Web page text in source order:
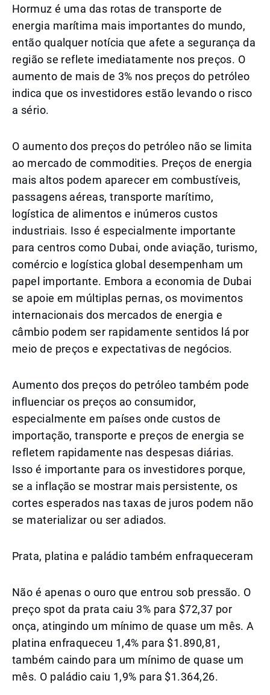
Hormuz é uma das rotas de transporte de
energia marítima mais importantes do mundo,
então qualquer notícia que afete a segurança da
região se reflete imediatamente nos preços. O
aumento de mais de 3% nos preços do petróleo
indica que os investidores estão levando o risco
a sério.
O aumento dos preços do petróleo não se limita
ao mercado de commodities. Preços de energia
mais altos podem aparecer em combustíveis,
passagens aéreas, transporte marítimo,
logística de alimentos e inúmeros custos
industriais. Isso é especialmente importante
para centros como Dubai, onde aviação, turismo,
comércio e logística global desempenham um
papel importante. Embora a economia de Dubai
se apoie em múltiplas pernas, os movimentos
internacionais dos mercados de energia e
câmbio podem ser rapidamente sentidos lá por
meio de preços e expectativas de negócios.
Aumento dos preços do petróleo também pode
influenciar os preços ao consumidor,
especialmente em países onde custos de
importação, transporte e preços de energia se
refletem rapidamente nas despesas diárias.
Isso é importante para os investidores porque,
se a inflação se mostrar mais persistente, os
cortes esperados nas taxas de juros podem não
se materializar ou ser adiados.
Prata, platina e paládio também enfraqueceram
Não é apenas o ouro que entrou sob pressão. O
preço spot da prata caiu 3% para $72,37 por
onça, atingindo um mínimo de quase um mês. A
platina enfraqueceu 1,4% para $1.890,81,
também caindo para um mínimo de quase um
mês. O paládio caiu 1,9% para $1.364,26.